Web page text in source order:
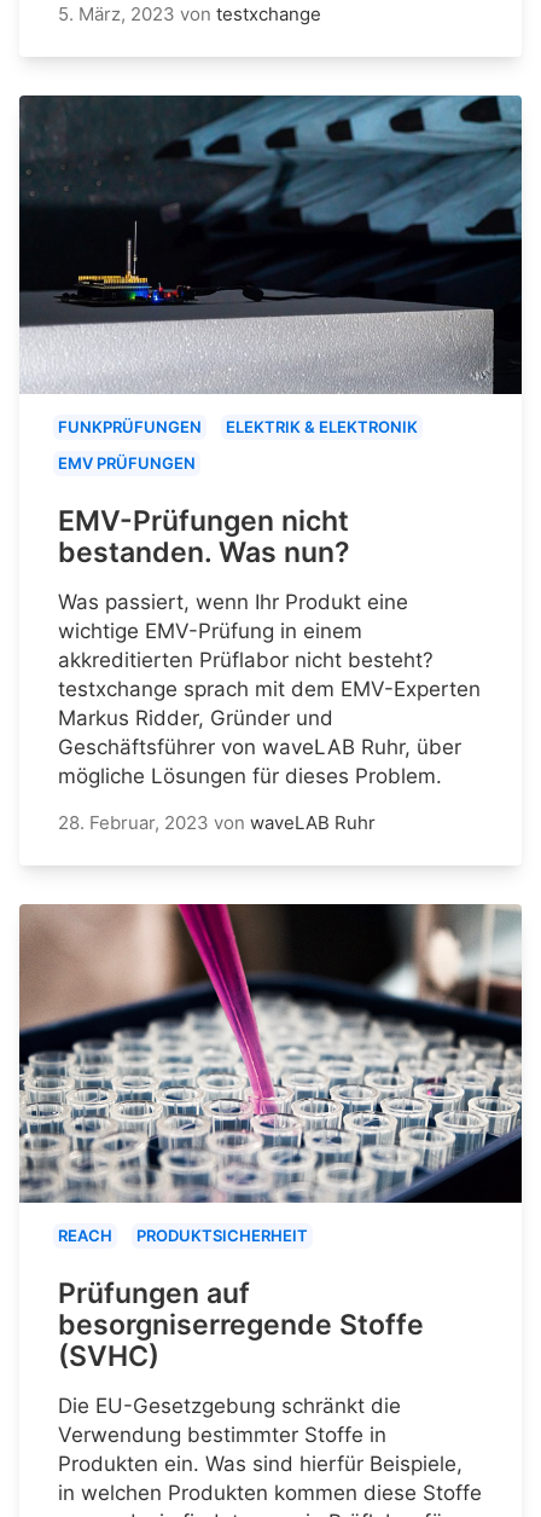
5. März, 2023 von testxchange
FUNKPRÜFUNGEN
ELEKTRIK & ELEKTRONIK
EMV PRÜFUNGEN
EMV-Prüfungen nicht
bestanden. Was nun?
Was passiert, wenn Ihr Produkt eine
wichtige EMV-Prüfung in einem
akkreditierten Prüflabor nicht besteht?
testxchange sprach mit dem EMV-Experten
Markus Ridder, Gründer und
Geschäftsführer von waveLAB Ruhr, über
mögliche Lösungen für dieses Problem.
28. Februar, 2023 von waveLAB Ruhr
REACH PRODUKTSICHERHEIT
Prüfungen auf
besorgniserregende Stoffe
(SVHC)
Die EU-Gesetzgebung schränkt die
Verwendung bestimmter Stoffe in
Produkten ein. Was sind hierfür Beispiele,
in welchen Produkten kommen diese Stoffe